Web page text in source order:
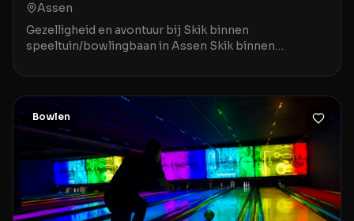
Assen
Gezelligheid en avontuur bij Skik binnen
speeltuin/bowlingbaan in Assen Skik binnen
bestemming voor gezinn
Bowlen